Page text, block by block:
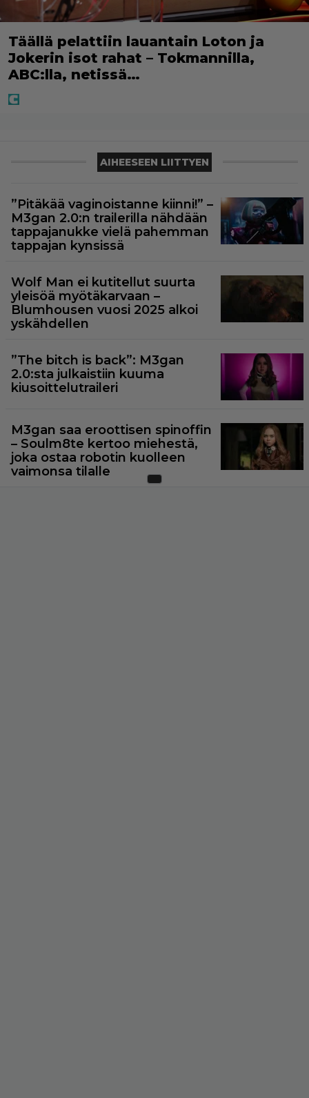
Täällä pelattiin lauantain Loton ja
Jokerin isot rahat – Tokmannilla,
ABC:lla, netissä…
AIHEESEEN LIITTYEN
”Pitäkää vaginoistanne kiinni!” –
M3gan 2.0:n trailerilla nähdään
tappajanukke vielä pahemman
tappajan kynsissä
Wolf Man ei kutitellut suurta
yleisöä myötäkarvaan –
Blumhousen vuosi 2025 alkoi
yskähdellen
”The bitch is back”: M3gan
2.0:sta julkaistiin kuuma
kiusoittelutraileri
M3gan saa eroottisen spinoffin
– Soulm8te kertoo miehestä,
joka ostaa robotin kuolleen
vaimonsa tilalle